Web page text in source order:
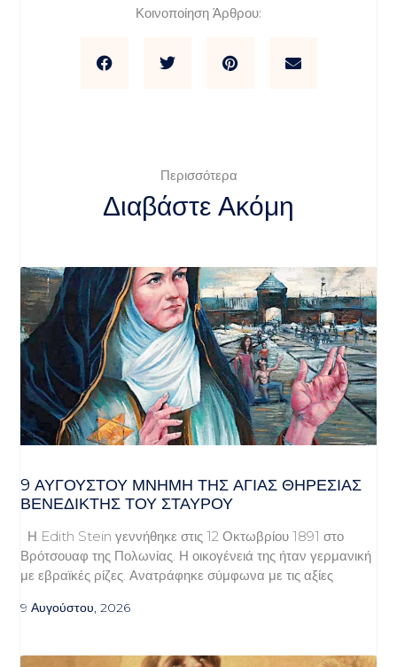
Κοινοποίηση Άρθρου:
Περισσότερα
Διαβάστε Ακόμη
9 ΑΥΓΟΥΣΤΟΥ ΜΝΗΜΗ ΤΗΣ ΑΓΙΑΣ ΘΗΡΕΣΙΑΣ
ΒΕΝΕΔΙΚΤΗΣ ΤΟΥ ΣΤΑΥΡΟΥ
Η Edith Stein γεννήθηκε στις 12 Οκτωβρίου 1891 στο
Βρότσουαφ της Πολωνίας. Η οικογένειά της ήταν γερμανική
με εβραϊκές ρίζες. Ανατράφηκε σύμφωνα με τις αξίες
9 Αυγούστου, 2026